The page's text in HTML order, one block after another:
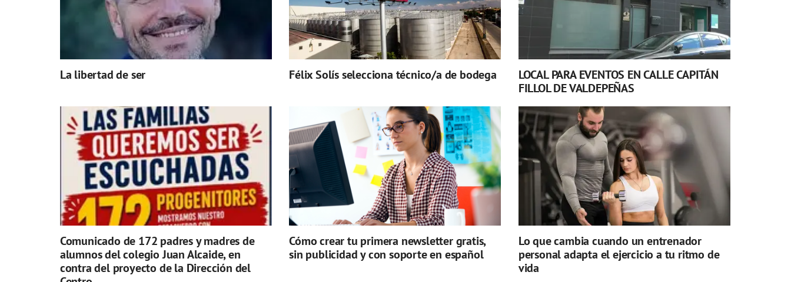
La libertad de ser Félix Solís selecciona técnico/a de bodega
LOCAL PARA EVENTOS EN CALLE CAPITÁN
FILLOL DE VALDEPEÑAS
Comunicado de 172 padres y madres de
alumnos del colegio Juan Alcaide, en
contra del proyecto de la Dirección del
Cómo crear tu primera newsletter gratis,
sin publicidad y con soporte en español
Lo que cambia cuando un entrenador
personal adapta el ejercicio a tu ritmo de
vida